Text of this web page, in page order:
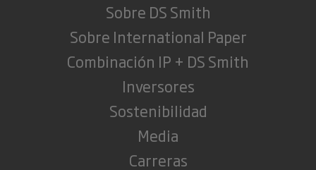
Sobre DS Smith
Sobre International Paper
Combinación IP + DS Smith
Inversores
Sostenibilidad
Media
Carreras